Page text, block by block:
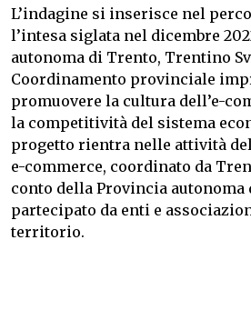
L’indagine si inserisce nel
l’intesa siglata nel dicembre
autonoma di Trento, Trentino
Coordinamento provinciale
promuovere la cultura dell’e-
la competitività del sistema
progetto rientra nelle attività
e-commerce, coordinato da
conto della Provincia autonoma
partecipato da enti e
territorio.